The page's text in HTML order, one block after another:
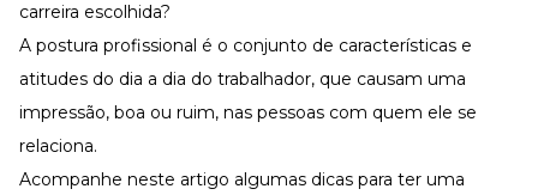
Todos os Materiais Gratuitos
E-book
Aprofunde seu conhecimento
carreira escolhida?
A postura profissional é o conjunto de características e
atitudes do dia a dia do trabalhador, que causam uma
impressão, boa ou ruim, nas pessoas com quem ele se
relaciona.
Acompanhe neste artigo algumas dicas para ter uma